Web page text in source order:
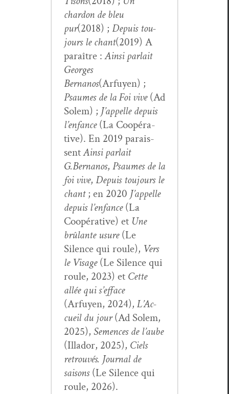
chardon de bleu
pur(2018) ; Depuis tou­
jours le chant(2019) A
paraître :Ain­si par­lait
Georges
Bernanos(Arfuyen) ;
Psaumes de la Foi vive(Ad
Solem) ; J’appelle depuis
l’enfance(La Coopéra­
tive). En 2019 parais­
sentAin­si par­lait
G.Bernanos, Psaumes de la
foi vive, Depuis tou­jours le
chant; en 2020 J’ap­pelle
depuis l’en­fance(La
Coopéra­tive) et Une
brûlante usure(Le
Silence qui roule), Vers
le Vis­age(Le Silence qui
roule, 2023) et Cette
allée qui s’ef­face
(Arfuyen, 2024), L’Ac­
cueil du jour(Ad Solem,
2025), Semences de l’aube
(Illador, 2025), Ciels
retrou­vés. Jour­nal de
saisons(Le Silence qui
roule, 2026).